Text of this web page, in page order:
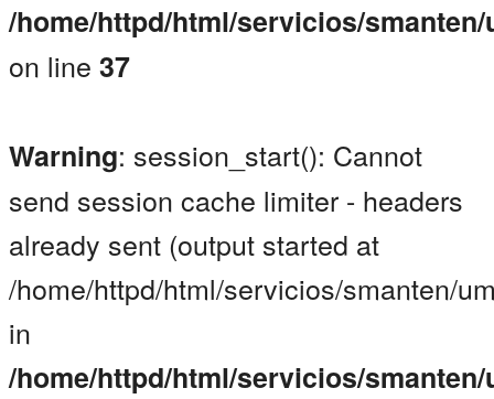
/home/httpd/html/servicios/
on line 37
Warning: session_start(): Cannot
send session cache limiter - headers
already sent (output started at
/home/httpd/html/servicios/smanten/
in
/home/httpd/html/servicios/